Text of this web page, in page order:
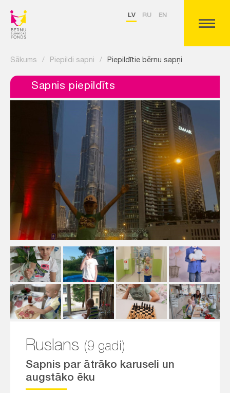
LV RU EN
Sākums / Piepildi sapni / Piepildītie bērnu sapņi
Sapnis piepildīts
Ruslans (9 gadi)
Sapnis par ātrāko karuseli un
augstāko ēku